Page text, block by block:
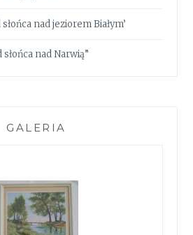
nad jeziorem Białym’
nad Narwią”
GALERIA